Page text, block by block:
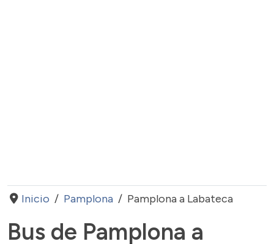
Inicio Pamplona Pamplona a Labateca
Bus de Pamplona a